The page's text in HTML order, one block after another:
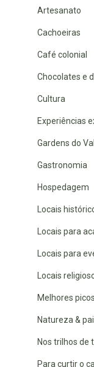
Artesanato
Cachoeiras
Café colonial
Chocolates e
Cultura
Experiências
Gardens do
Gastronomia
Hospedagem
Locais
Locais para
Locais para
Locais
Melhores picos
Natureza &
Nos trilhos de
Para curtir o